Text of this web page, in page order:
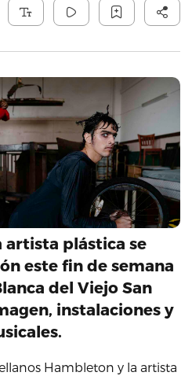
artista plástica se
este fin de semana
del Viejo San
instalaciones y
Hambleton y la artista